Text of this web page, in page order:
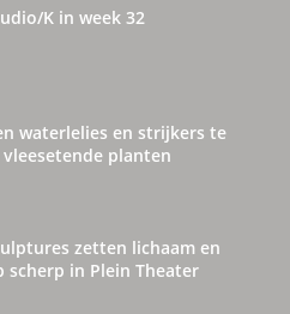
K in week 32
waterlelies en strijkers te
planten
zetten lichaam en
in Plein Theater